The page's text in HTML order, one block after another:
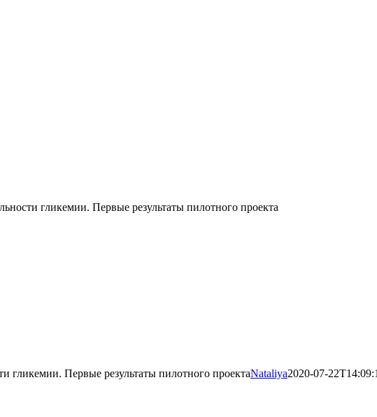
гликемии. Первые результаты пилотного проекта
гликемии. Первые результаты пилотного проектаNataliya2020-07-